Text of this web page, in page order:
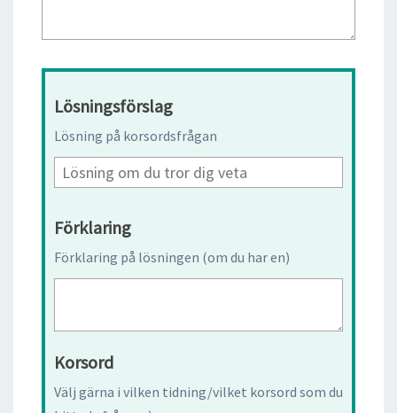
Lösningsförslag
Lösning på korsordsfrågan
Förklaring
Förklaring på lösningen (om du har en)
Korsord
Välj gärna i vilken tidning/vilket korsord som du